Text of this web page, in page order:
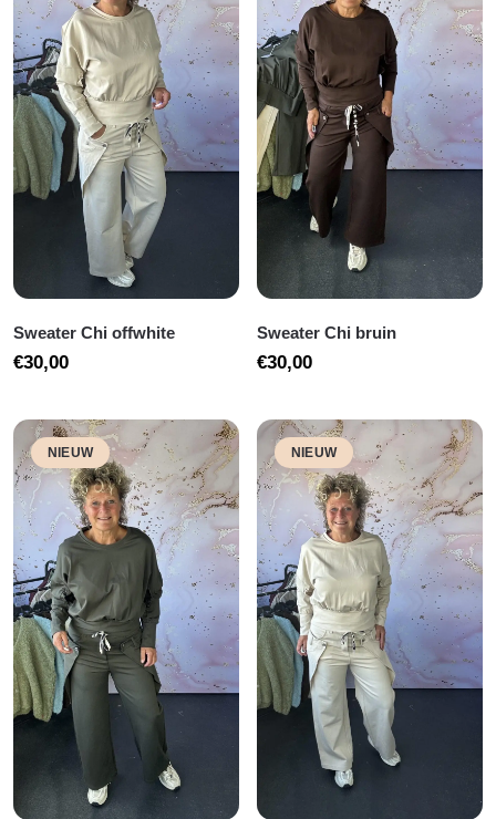
Sweater Chi offwhite
€30,00
Sweater Chi bruin
€30,00
NIEUW NIEUW